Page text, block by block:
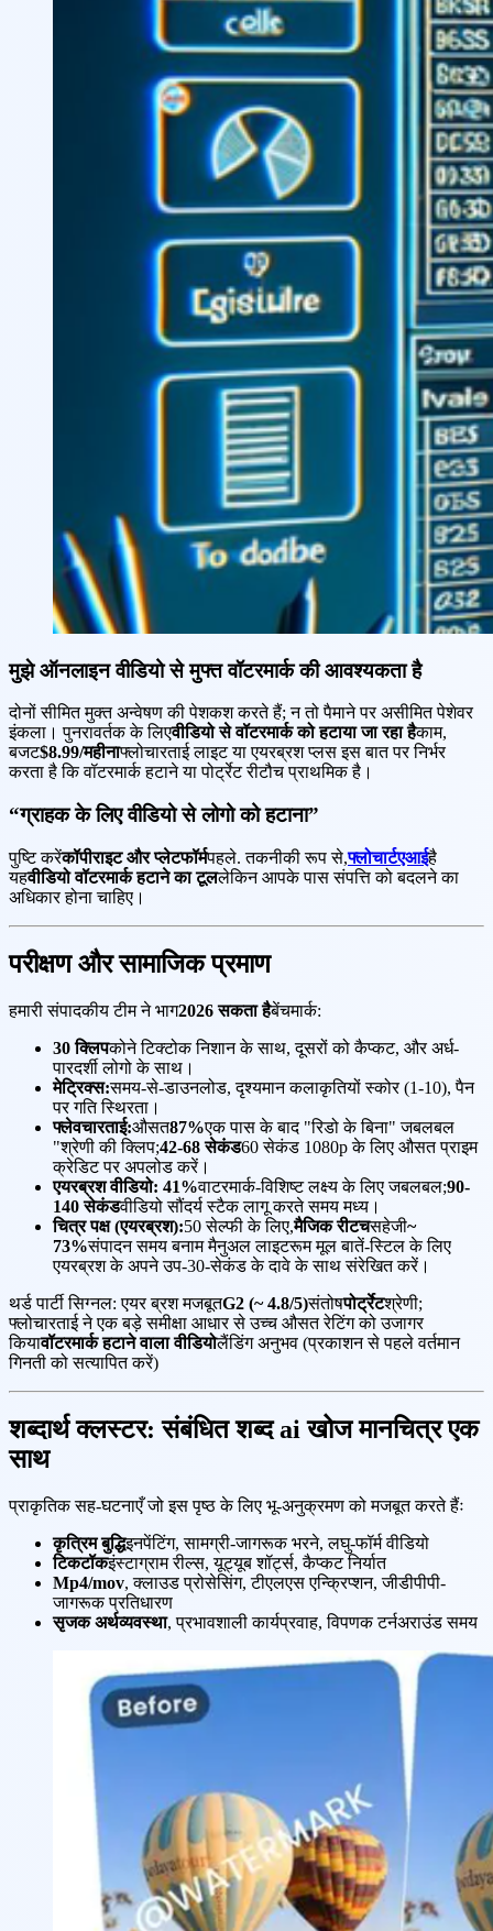
मुझे ऑनलाइन वीडियो से मुफ्त वॉटरमार्क की आवश्यकता है
दोनों सीमित मुक्त अन्वेषण की पेशकश करते हैं; न तो पैमाने पर असीमित पेशेवर
इंकला। पुनरावर्तक के लिएवीडियो से वॉटरमार्क को हटाया जा रहा हैकाम,
बजट$8.99/महीनाफ्लोचारताई लाइट या एयरब्रश प्लस इस बात पर निर्भर
करता है कि वॉटरमार्क हटाने या पोर्ट्रेट रीटौच प्राथमिक है।
“ग्राहक के लिए वीडियो से लोगो को हटाना”
पुष्टि करेंकॉपीराइट और प्लेटफॉर्मपहले. तकनीकी रूप से,फ्लोचार्टएआईहै
यहवीडियो वॉटरमार्क हटाने का टूललेकिन आपके पास संपत्ति को बदलने का
अधिकार होना चाहिए।
परीक्षण और सामाजिक प्रमाण
हमारी संपादकीय टीम ने भाग2026 सकता हैबेंचमार्क:
30 क्लिपकोने टिक्टोक निशान के साथ, दूसरों को कैप्कट, और अर्ध-
पारदर्शी लोगो के साथ।
मेट्रिक्स:समय-से-डाउनलोड, दृश्यमान कलाकृतियों स्कोर (1-10), पैन
पर गति स्थिरता।
फ्लेवचारताई:औसत87%एक पास के बाद "रिडो के बिना" जबलबल
"श्रेणी की क्लिप;42-68 सेकंड60 सेकंड 1080p के लिए औसत प्राइम
क्रेडिट पर अपलोड करें।
एयरब्रश वीडियो: 41%वाटरमार्क-विशिष्ट लक्ष्य के लिए जबलबल;90-
140 सेकंडवीडियो सौंदर्य स्टैक लागू करते समय मध्य।
चित्र पक्ष (एयरब्रश):50 सेल्फी के लिए,मैजिक रीटचसहेजी~
73%संपादन समय बनाम मैनुअल लाइटरूम मूल बातें-स्टिल के लिए
एयरब्रश के अपने उप-30-सेकंड के दावे के साथ संरेखित करें।
थर्ड पार्टी सिग्नल: एयर ब्रश मजबूतG2 (~ 4.8/5)संतोषपोर्ट्रेटश्रेणी;
फ्लोचारताई ने एक बड़े समीक्षा आधार से उच्च औसत रेटिंग को उजागर
कियावॉटरमार्क हटाने वाला वीडियोलैंडिंग अनुभव (प्रकाशन से पहले वर्तमान
गिनती को सत्यापित करें)
शब्दार्थ क्लस्टर: संबंधित शब्द ai खोज मानचित्र एक
साथ
प्राकृतिक सह-घटनाएँ जो इस पृष्ठ के लिए भू-अनुक्रमण को मजबूत करते हैंः
कृत्रिम बुद्धिइनपेंटिंग, सामग्री-जागरूक भरने, लघु-फॉर्म वीडियो
टिकटॉकइंस्टाग्राम रील्स, यूट्यूब शॉर्ट्स, कैप्कट निर्यात
Mp4/mov, क्लाउड प्रोसेसिंग, टीएलएस एन्क्रिप्शन, जीडीपीपी-
जागरूक प्रतिधारण
सृजक अर्थव्यवस्था, प्रभावशाली कार्यप्रवाह, विपणक टर्नअराउंड समय